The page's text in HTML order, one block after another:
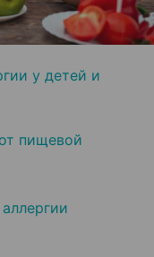
у детей и
пищевой